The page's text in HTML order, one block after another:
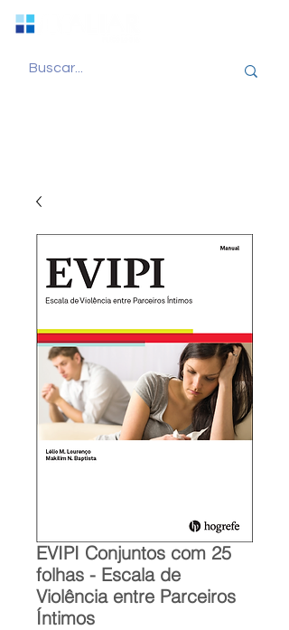
EVIPI Conjuntos com 25
folhas - Escala de
Violência entre Parceiros
Íntimos